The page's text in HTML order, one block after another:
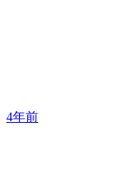
4年前